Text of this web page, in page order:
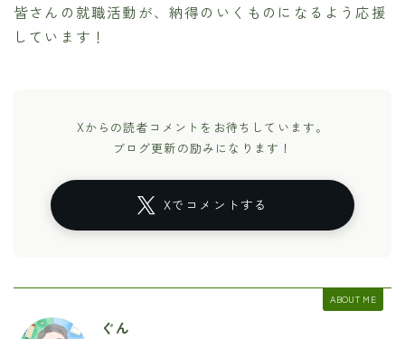
皆さんの就職活動が、納得のいくものになるよう応援
しています！
Xからの読者コメントをお待ちしています。
ブログ更新の励みになります！
Xでコメントする
ABOUT ME
ぐん